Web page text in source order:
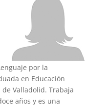
por la
en Educación
Valladolid. Trabaja
años y es una